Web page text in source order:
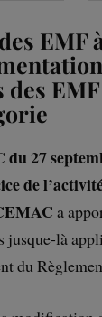
EMF
des
du 27
de
a
jusque-là
du